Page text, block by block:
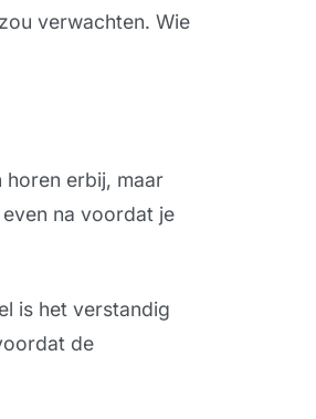
verwachten. Wie
erbij, maar
na voordat je
is het verstandig
de